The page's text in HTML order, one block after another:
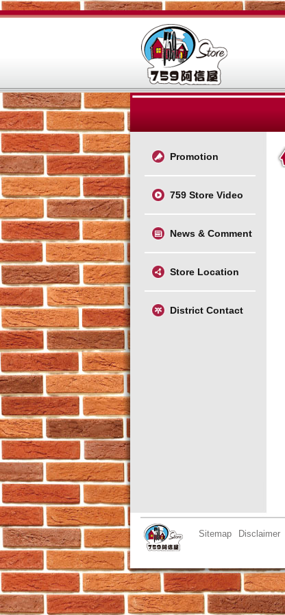
Promotion
759 Store Video
News & Comment
Store Location
District Contact
Sitemap Disclaimer